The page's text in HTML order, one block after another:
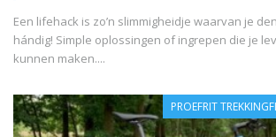
Een lifehack is zo’n slimmigheidje waarvan je
hándig! Simple oplossingen of ingrepen die je
kunnen maken....
PROEFRIT